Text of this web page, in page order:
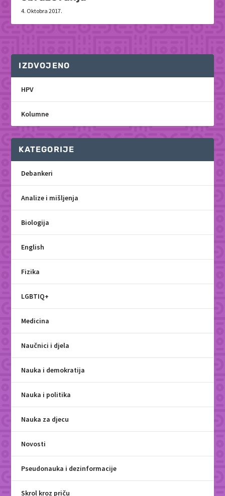
4. Oktobra 2017.
IZDVOJENO
HPV
Kolumne
KATEGORIJE
Debankeri
Analize i mišljenja
Biologija
English
Fizika
LGBTIQ+
Medicina
Naučnici i djela
Nauka i demokratija
Nauka i politika
Nauka za djecu
Novosti
Pseudonauka i dezinformacije
Skrol kroz priču